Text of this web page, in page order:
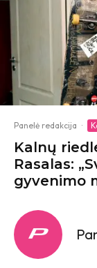
Panelė redakcija ·
Kalnų
Rasalas:
gyvenimo